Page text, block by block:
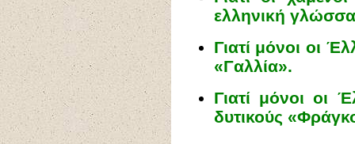
ελληνική
Γιατί μόνοι οι
«Γαλλία».
Γιατί μόνοι οι
δυτικούς